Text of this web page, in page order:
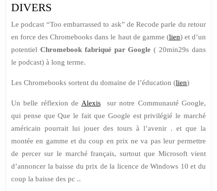
DIVERS
Le podcast “Too embarrassed to ask” de Recode parle du retour
en force des Chromebooks dans le haut de gamme (lien) et d’un
potentiel Chromebook fabriqué par Google ( 20min29s dans
le podcast) à long terme.
Les Chromebooks sortent du domaine de l’éducation (lien)
Un belle réflexion de Alexissur notre Communauté Google,
qui pense que Que le fait que Google est privilégié le marché
américain pourrait lui jouer des tours à l’avenir . et que la
montée en gamme et du coup en prix ne va pas leur permettre
de percer sur le marché français, surtout que Microsoft vient
d’annoncer la baisse du prix de la licence de Windows 10 et du
coup la baisse des pc ..